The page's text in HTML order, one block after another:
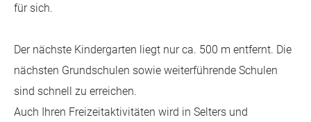
für sich.
Der nächste Kindergarten liegt nur ca. 500 m entfernt. Die
nächsten Grundschulen sowie weiterführende Schulen
sind schnell zu erreichen.
Auch Ihren Freizeitaktivitäten wird in Selters und